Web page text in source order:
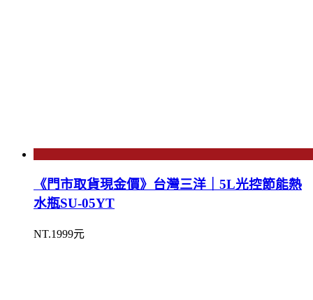
《門市取貨現金價》台灣三洋｜5L光控節能熱
水瓶SU-05YT
NT.1999元